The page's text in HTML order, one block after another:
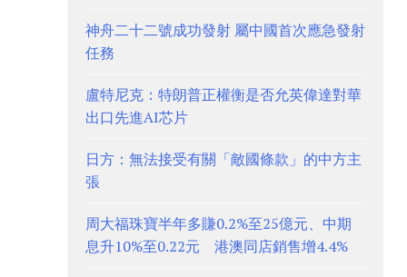
神舟二十二號成功發射 屬中國首次應急發射
任務
盧特尼克：特朗普正權衡是否允英偉達對華
出口先進AI芯片
日方：無法接受有關「敵國條款」的中方主
張
周大福珠寶半年多賺0.2%至25億元、中期
息升10%至0.22元 港澳同店銷售增4.4%